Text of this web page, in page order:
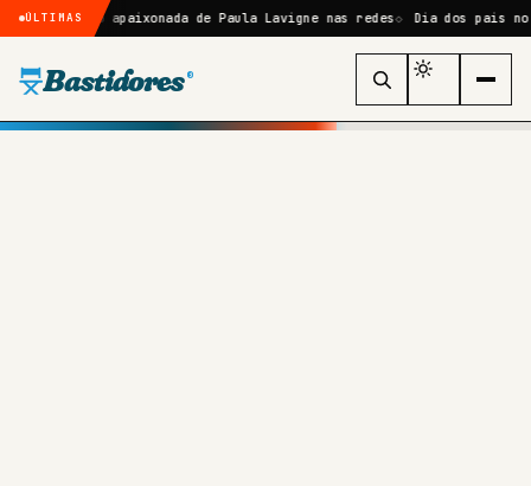
ÚLTIMAS
apaixonada de Paula Lavigne nas redes Dia dos pais no domingo:
Bastidores ®